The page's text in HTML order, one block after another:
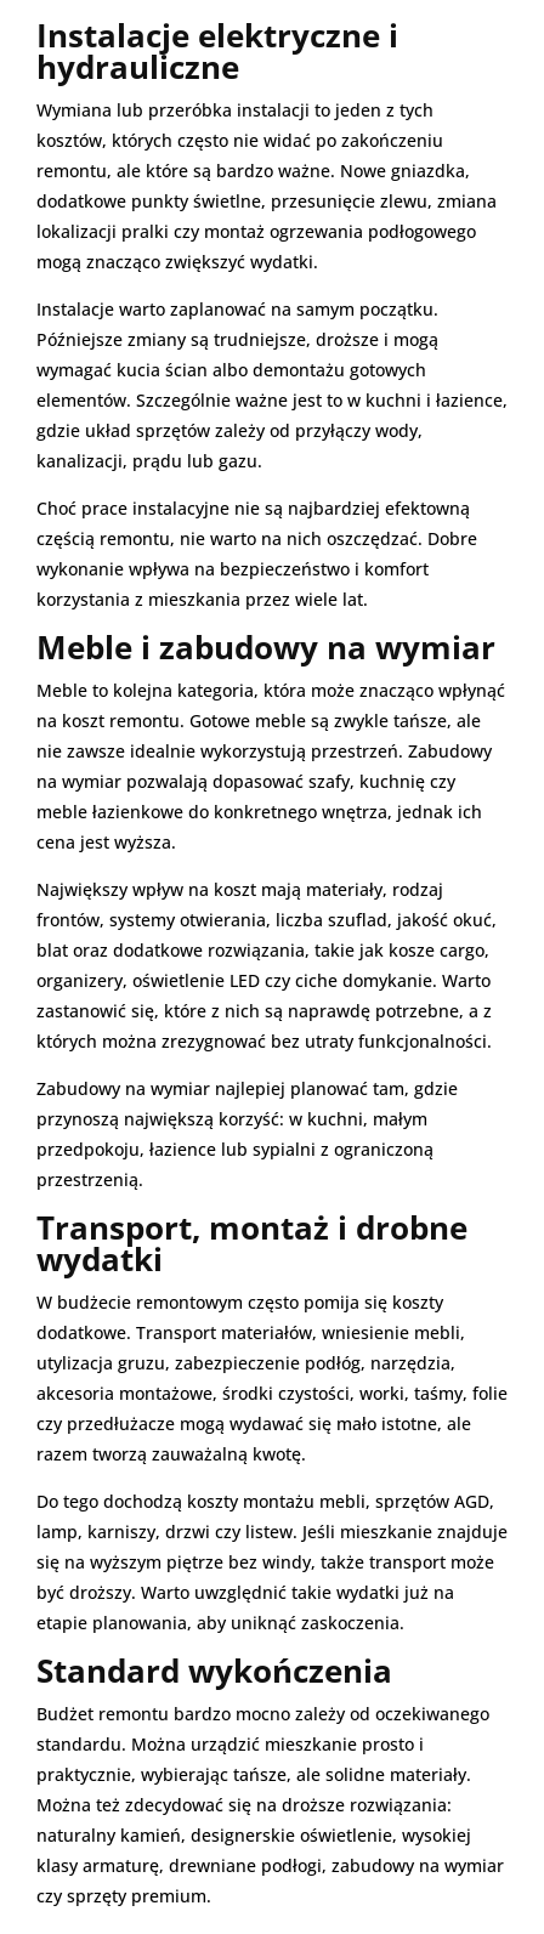
Instalacje elektryczne i
hydrauliczne
Wymiana lub przeróbka instalacji to jeden z tych
kosztów, których często nie widać po zakończeniu
remontu, ale które są bardzo ważne. Nowe gniazdka,
dodatkowe punkty świetlne, przesunięcie zlewu, zmiana
lokalizacji pralki czy montaż ogrzewania podłogowego
mogą znacząco zwiększyć wydatki.
Instalacje warto zaplanować na samym początku.
Późniejsze zmiany są trudniejsze, droższe i mogą
wymagać kucia ścian albo demontażu gotowych
elementów. Szczególnie ważne jest to w kuchni i łazience,
gdzie układ sprzętów zależy od przyłączy wody,
kanalizacji, prądu lub gazu.
Choć prace instalacyjne nie są najbardziej efektowną
częścią remontu, nie warto na nich oszczędzać. Dobre
wykonanie wpływa na bezpieczeństwo i komfort
korzystania z mieszkania przez wiele lat.
Meble i zabudowy na wymiar
Meble to kolejna kategoria, która może znacząco wpłynąć
na koszt remontu. Gotowe meble są zwykle tańsze, ale
nie zawsze idealnie wykorzystują przestrzeń. Zabudowy
na wymiar pozwalają dopasować szafy, kuchnię czy
meble łazienkowe do konkretnego wnętrza, jednak ich
cena jest wyższa.
Największy wpływ na koszt mają materiały, rodzaj
frontów, systemy otwierania, liczba szuflad, jakość okuć,
blat oraz dodatkowe rozwiązania, takie jak kosze cargo,
organizery, oświetlenie LED czy ciche domykanie. Warto
zastanowić się, które z nich są naprawdę potrzebne, a z
których można zrezygnować bez utraty funkcjonalności.
Zabudowy na wymiar najlepiej planować tam, gdzie
przynoszą największą korzyść: w kuchni, małym
przedpokoju, łazience lub sypialni z ograniczoną
przestrzenią.
Transport, montaż i drobne
wydatki
W budżecie remontowym często pomija się koszty
dodatkowe. Transport materiałów, wniesienie mebli,
utylizacja gruzu, zabezpieczenie podłóg, narzędzia,
akcesoria montażowe, środki czystości, worki, taśmy, folie
czy przedłużacze mogą wydawać się mało istotne, ale
razem tworzą zauważalną kwotę.
Do tego dochodzą koszty montażu mebli, sprzętów AGD,
lamp, karniszy, drzwi czy listew. Jeśli mieszkanie znajduje
się na wyższym piętrze bez windy, także transport może
być droższy. Warto uwzględnić takie wydatki już na
etapie planowania, aby uniknąć zaskoczenia.
Standard wykończenia
Budżet remontu bardzo mocno zależy od oczekiwanego
standardu. Można urządzić mieszkanie prosto i
praktycznie, wybierając tańsze, ale solidne materiały.
Można też zdecydować się na droższe rozwiązania:
naturalny kamień, designerskie oświetlenie, wysokiej
klasy armaturę, drewniane podłogi, zabudowy na wymiar
czy sprzęty premium.